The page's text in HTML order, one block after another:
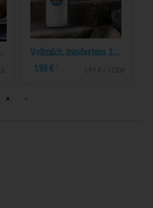
10er
Vollmilch, mindestens 3,8% Fett
1,99 € *